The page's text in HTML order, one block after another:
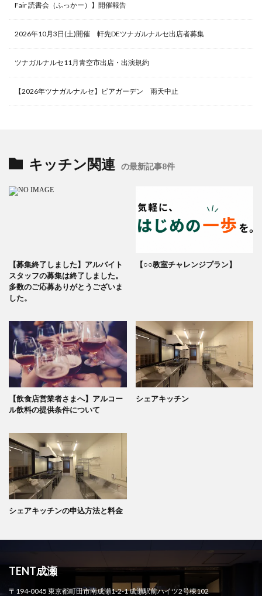
Fair 読書会（ふっかー）】開催報告
2026年10月3日(土)開催 軒先DEツナガルナルセ出店者募集
ツナガルナルセ11月青空市出店・出演規約
【2026年ツナガルナルセ】ビアガーデン 雨天中止
キッチン関連 の最新記事8件
【募集終了しました】アルバイト
スタッフの募集は終了しました。
多数のご応募ありがとうございま
した。
【○○教室チャレンジプラン】
【飲食店営業者さまへ】アルコー
ル飲料の提供条件について
シェアキッチン
シェアキッチンの申込方法と料金
TENT成瀬
〒194-0045 東京都町田市南成瀬1-2-1 成瀬駅前ハイツ2号棟102